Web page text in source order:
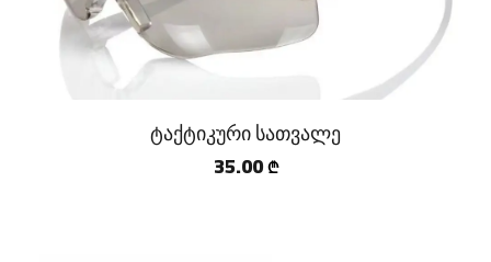
ტაქტიკური სათვალე
35.00 ₾